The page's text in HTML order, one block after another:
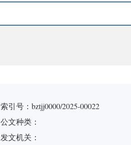
索引号：bztjj0000/2025-00022
公文种类：
发文机关：